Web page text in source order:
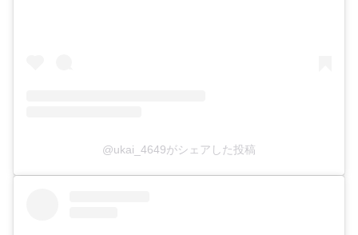
@ukai_4649がシェアした投稿